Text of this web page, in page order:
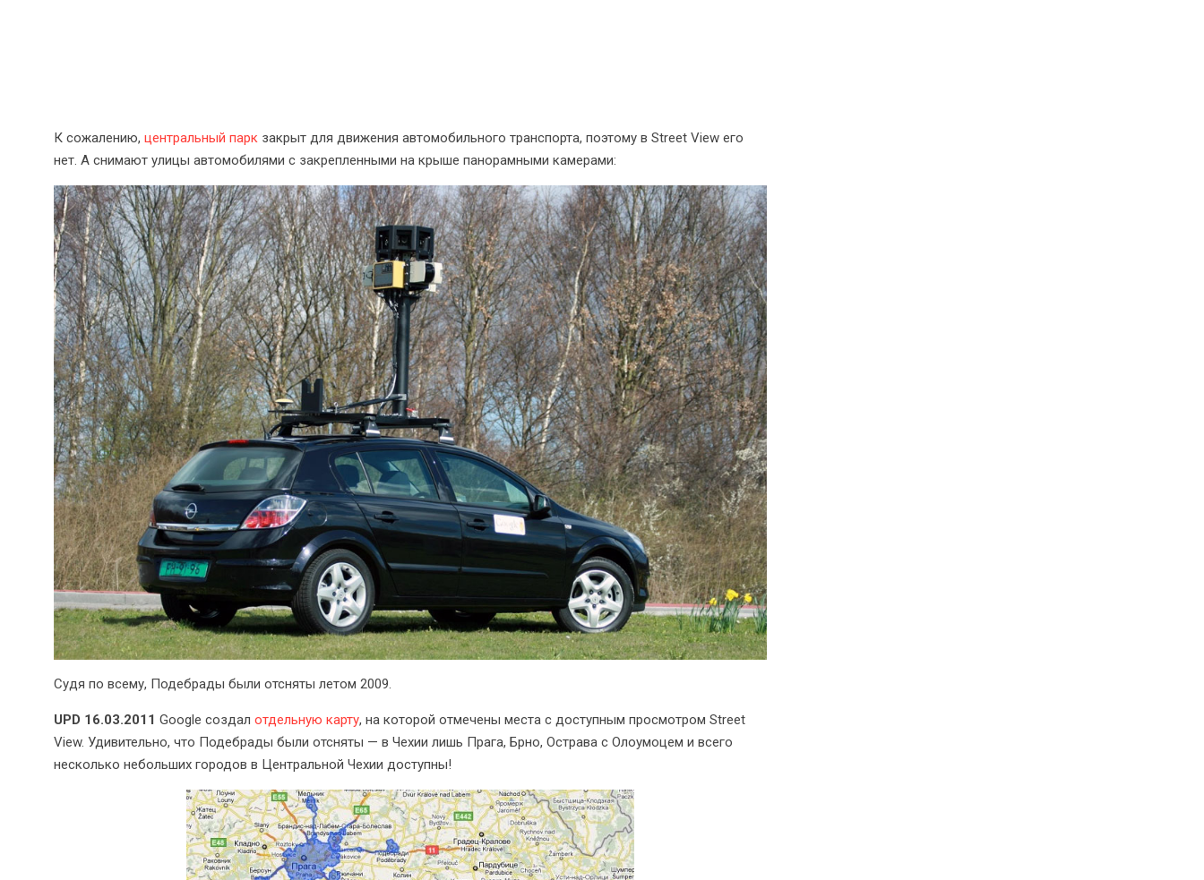
К сожалению, центральный парк закрыт для движения автомобильного транспорта, поэтому в Street View его
нет. А снимают улицы автомобилями с закрепленными на крыше панорамными камерами:
Судя по всему, Подебрады были отсняты летом 2009.
UPD 16.03.2011 Google создал отдельную карту, на которой отмечены места с доступным просмотром Street
View. Удивительно, что Подебрады были отсняты — в Чехии лишь Прага, Брно, Острава с Олоумоцем и всего
несколько небольших городов в Центральной Чехии доступны!